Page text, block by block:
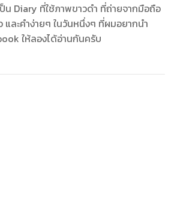
น Diary ที่ใช้ภาพขาวดำ ที่ถ่ายจากมือถือ
และคำง่ายๆ ในวันหนึ่งๆ ที่ผมอยากนำ
ให้ลองได้อ่านกันครับ